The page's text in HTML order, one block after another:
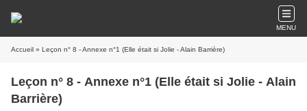
MENU
Accueil » Leçon n° 8 - Annexe n°1 (Elle était si Jolie - Alain Barrière)
Leçon n° 8 - Annexe n°1 (Elle était si Jolie - Alain
Barrière)